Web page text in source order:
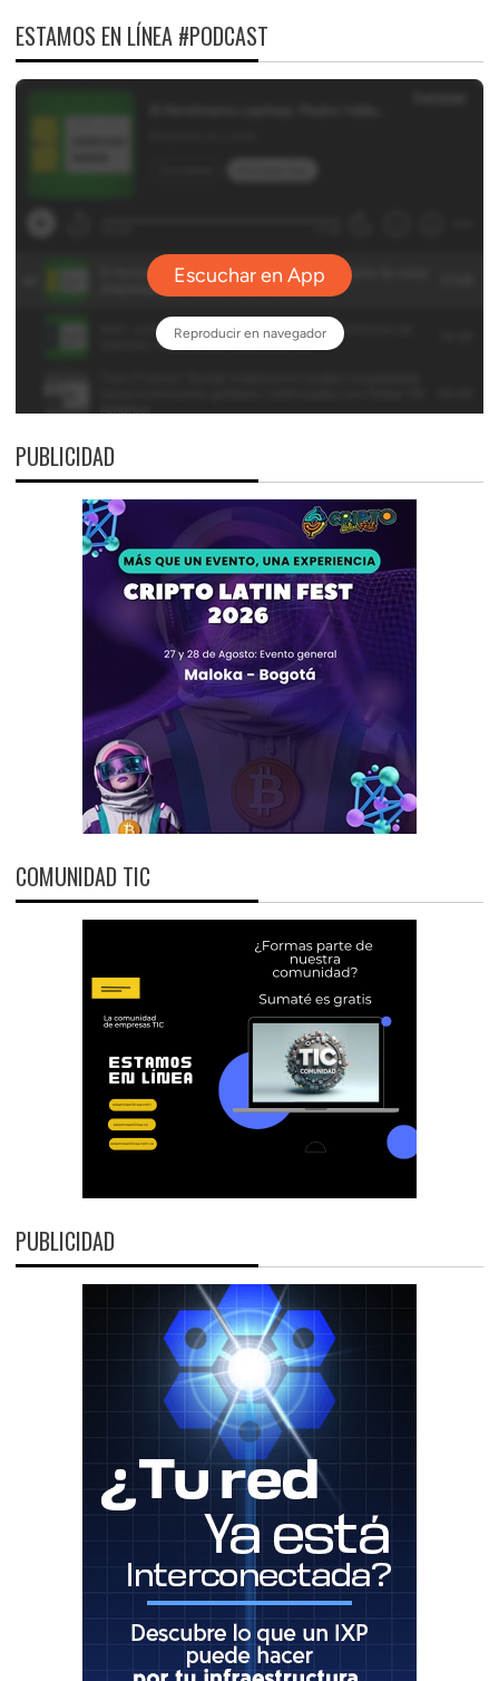
ESTAMOS EN LÍNEA #PODCAST
PUBLICIDAD
COMUNIDAD TIC
PUBLICIDAD